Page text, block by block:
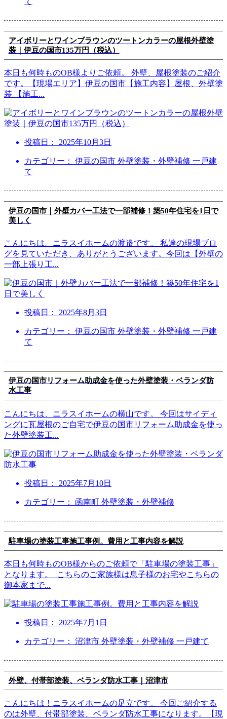
アイボリーとワインブラウンのツートンカラーの屋根外壁塗
装｜伊豆の国市135万円（税込）
本日も何時ものOB様よりご依頼。 外壁、屋根塗装のご紹介
です。【現場エリア】伊豆の国市【施工内容】屋根、外壁塗
装 【施工...
投稿日： 2025年10月3日
カテゴリー： 伊豆の国市 外壁塗装・外壁補修 一戸建
て
伊豆の国市｜外壁カバー工法で一部補修！築50年住宅を1日で
美しく
こんにちは。ニラスイホームの渡邉です。 私達の現場ブロ
グを見ていただき、ありがとうございます。今回は【外壁の
一部上張り工...
投稿日： 2025年8月3日
カテゴリー： 伊豆の国市 外壁塗装・外壁補修 一戸建
て
伊豆の国市リフォーム助成金を使った外壁塗装・ベランダ防
水工事
こんにちは、ニラスイホームの横山です。 今回はサイディ
ングに瓦屋根のご自宅で伊豆の国市リフォーム助成金を使っ
た外壁塗装工...
投稿日： 2025年7月10日
カテゴリー： 函南町 外壁塗装・外壁補修
駐車場の塗装工事施工事例。費用と工事内容を解説
本日も何時ものOB様からのご依頼で「駐車場の塗装工事」
となります。 こちらのご家族様は息子様のお宅やこちらの
御本家まで...
投稿日： 2025年7月1日
カテゴリー： 沼津市 外壁塗装・外壁補修 一戸建て
外壁、付帯部塗装、ベランダ防水工事｜沼津市
こんにちは！ニラスイホームの足立です。 今回ご紹介する
のは外壁、付帯部塗装、ベランダ防水工事になります。【現